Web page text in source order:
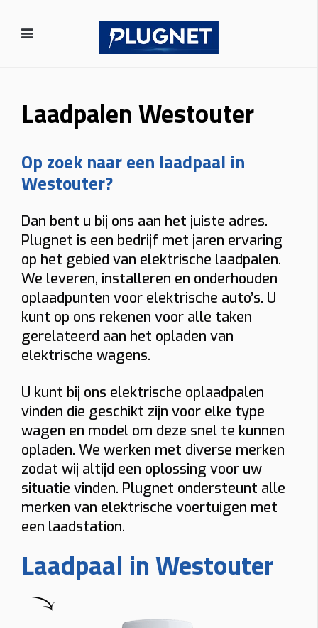
Laadpalen Westouter
Op zoek naar een laadpaal in
Westouter?
Dan bent u bij ons aan het juiste adres.
Plugnet is een bedrijf met jaren ervaring
op het gebied van elektrische laadpalen.
We leveren, installeren en onderhouden
oplaadpunten voor elektrische auto’s. U
kunt op ons rekenen voor alle taken
gerelateerd aan het opladen van
elektrische wagens.
U kunt bij ons elektrische oplaadpalen
vinden die geschikt zijn voor elke type
wagen en model om deze snel te kunnen
opladen. We werken met diverse merken
zodat wij altijd een oplossing voor uw
situatie vinden. Plugnet ondersteunt alle
merken van elektrische voertuigen met
een laadstation.
Laadpaal in Westouter